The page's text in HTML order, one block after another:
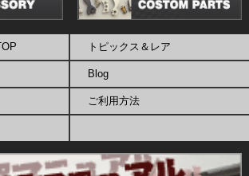
トピックス＆レア
Blog
ご利用方法